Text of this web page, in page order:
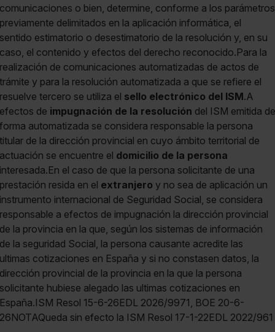
comunicaciones o bien, determine, conforme a los parámetros
previamente delimitados en la aplicación informática, el
sentido estimatorio o desestimatorio de la resolución y, en su
caso, el contenido y efectos del derecho reconocido.Para la
realización de comunicaciones automatizadas de actos de
trámite y para la resolución automatizada a que se refiere el
resuelve tercero se utiliza el sello electrónico del ISM.A
efectos de impugnación de la resolución del ISM emitida de
forma automatizada se considera responsable la persona
titular de la dirección provincial en cuyo ámbito territorial de
actuación se encuentre el domicilio de la persona
interesada.En el caso de que la persona solicitante de una
prestación resida en el extranjero y no sea de aplicación un
instrumento internacional de Seguridad Social, se considera
responsable a efectos de impugnación la dirección provincial
de la provincia en la que, según los sistemas de información
de la seguridad Social, la persona causante acredite las
ultimas cotizaciones en España y si no constasen datos, la
dirección provincial de la provincia en la que la persona
solicitante hubiese alegado las ultimas cotizaciones en
España.ISM Resol 15-6-26EDL 2026/9971, BOE 20-6-
26NOTAQueda sin efecto la ISM Resol 17-1-22EDL 2022/961